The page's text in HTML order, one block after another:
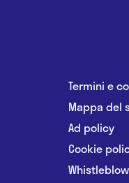
Termini e
Mappa del
Ad policy
Cookie